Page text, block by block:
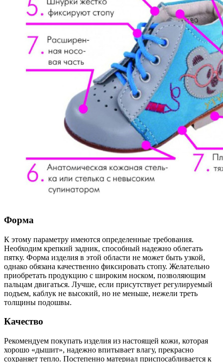
Форма
К этому параметру имеются определенные требования.
Необходим крепкий задник, способный надежно облегать
пятку. Форма изделия в этой области не может быть узкой,
однако обязана качественно фиксировать стопу. Желательно
приобретать продукцию с широким носком, позволяющим
пальцам двигаться. Лучше, если присутствует регулируемый
подъем, каблук не высокий, но не меньше, нежели треть
толщины подошвы.
Качество
Рекомендуем покупать изделия из настоящей кожи, которая
хорошо «дышит», надежно впитывает влагу, прекрасно
сохраняет тепло. Постепенно материал приспосабливается к